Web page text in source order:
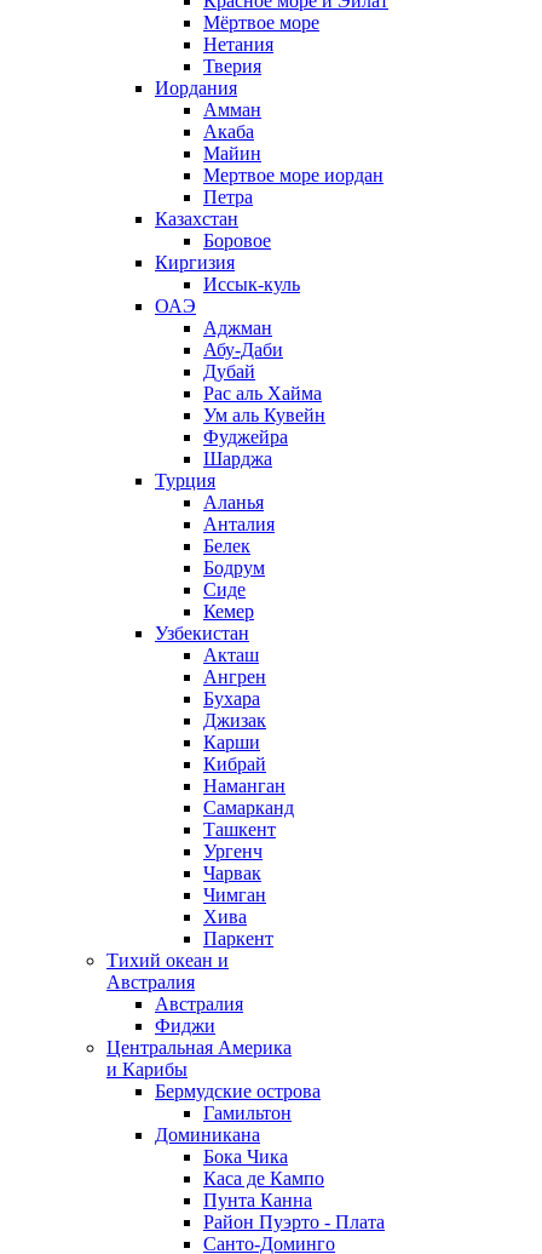
Мёртвое море
Нетания
Тверия
Иордания
Амман
Акаба
Майин
Мертвое море иордан
Петра
Казахстан
Боровое
Киргизия
Иссык-куль
ОАЭ
Аджман
Абу-Даби
Дубай
Рас аль Хайма
Ум аль Кувейн
Фуджейра
Шарджа
Турция
Аланья
Анталия
Белек
Бодрум
Сиде
Кемер
Узбекистан
Акташ
Ангрен
Бухара
Джизак
Карши
Кибрай
Наманган
Самарканд
Ташкент
Ургенч
Чарвак
Чимган
Хива
Паркент
Тихий океан и
Австралия
Австралия
Фиджи
Центральная Америка
и Карибы
Бермудские острова
Гамильтон
Доминикана
Бока Чика
Каса де Кампо
Пунта Канна
Район Пуэрто - Плата
Санто-Доминго